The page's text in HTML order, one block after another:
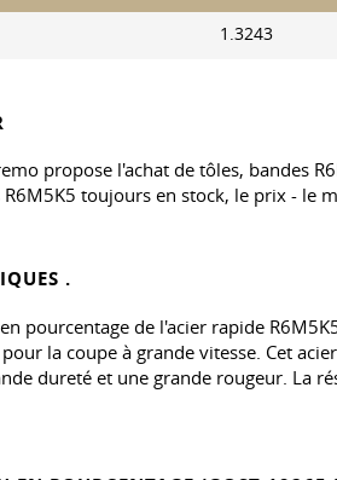
1.3243
propose l'achat de tôles, bandes
R6M5K5 toujours en stock, le prix - le
.
pourcentage de l'acier rapide
la coupe à grande vitesse. Cet
dureté et une grande rougeur. La